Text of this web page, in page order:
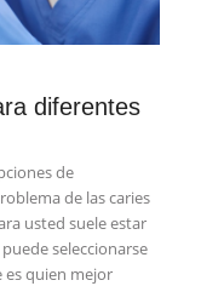
diferentes
de
de las caries
usted suele estar
seleccionarse
es quien mejor